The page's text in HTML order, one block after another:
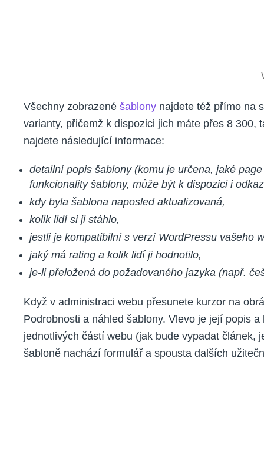
Všechny zobrazené šablony najdete též přímo na
varianty, přičemž k dispozici jich máte přes 8 300,
najdete následující informace:
detailní popis šablony (komu je určena, jaké
funkcionality šablony, může být k dispozici i
kdy byla šablona naposled aktualizovaná,
kolik lidí si ji stáhlo,
jestli je kompatibilní s verzí WordPressu vašeho
jaký má rating a kolik lidí ji hodnotilo,
je-li přeložená do požadovaného jazyka (např.
Když v administraci webu přesunete kurzor na
Podrobnosti a náhled šablony. Vlevo je její popis
jednotlivých částí webu (jak bude vypadat článek,
šabloně nachází formulář a spousta dalších